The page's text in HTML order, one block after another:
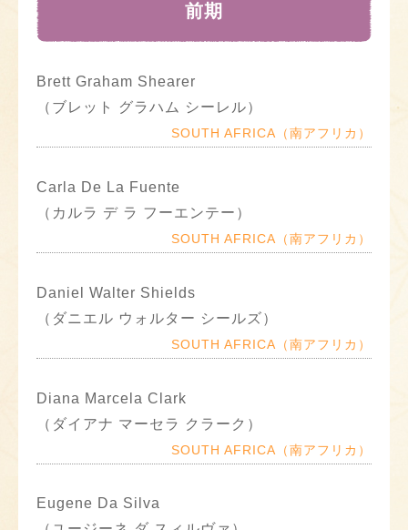
前期
Brett Graham Shearer
（ブレット グラハム シーレル）
SOUTH AFRICA（南アフリカ）
Carla De La Fuente
（カルラ デ ラ フーエンテー）
SOUTH AFRICA（南アフリカ）
Daniel Walter Shields
（ダニエル ウォルター シールズ）
SOUTH AFRICA（南アフリカ）
Diana Marcela Clark
（ダイアナ マーセラ クラーク）
SOUTH AFRICA（南アフリカ）
Eugene Da Silva